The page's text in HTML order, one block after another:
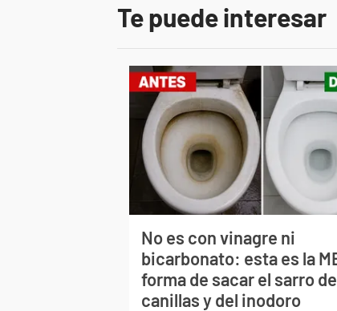
Te puede interesar
No es con vinagre ni
bicarbonato: esta es la
forma de sacar el sarro
canillas y del inodoro